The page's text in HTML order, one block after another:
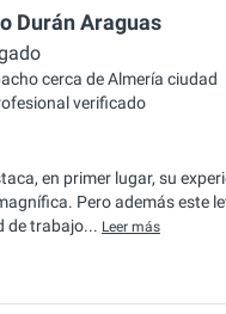
Durán Araguas
cerca de Almería ciudad
verificado
en primer lugar, su
Pero además este
de trabajo... Leer más